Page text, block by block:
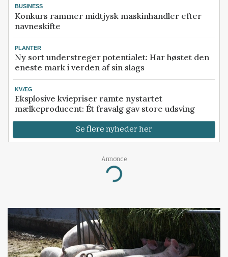
BUSINESS
Konkurs rammer midtjysk maskinhandler efter
navneskifte
PLANTER
Ny sort understreger potentialet: Har høstet den
eneste mark i verden af sin slags
KVÆG
Eksplosive kviepriser ramte nystartet
mælkeproducent: Ét fravalg gav store udsving
Se flere nyheder her
Annonce
Loading...